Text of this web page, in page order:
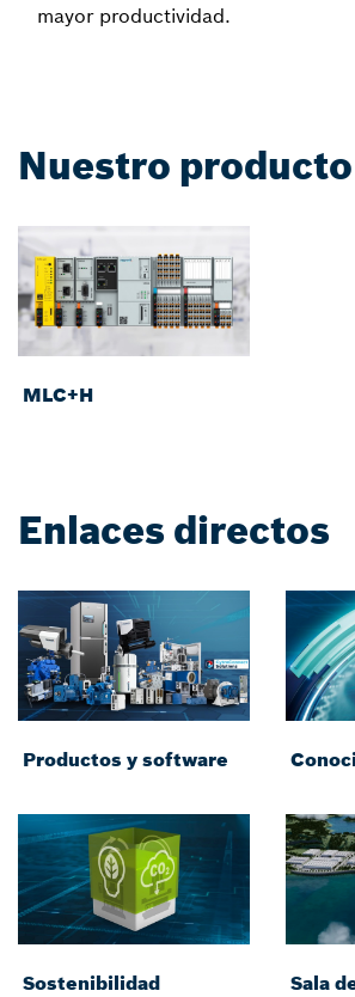
mayor productividad.
Nuestro producto
MLC+H
Enlaces directos
Productos y software
Sostenibilidad Sala